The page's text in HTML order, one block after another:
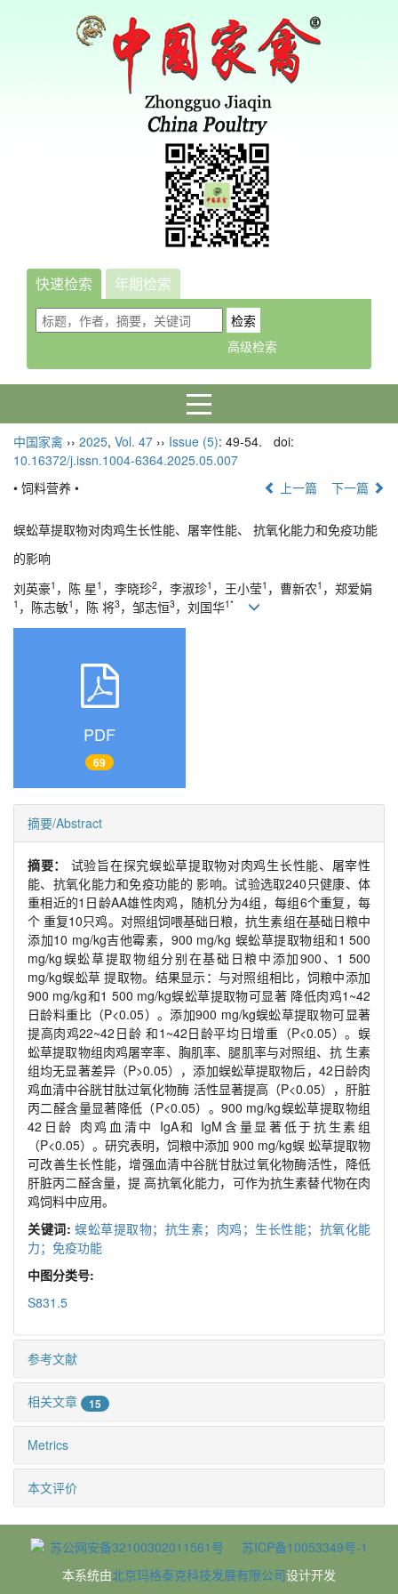
快速检索 年期检索
中国家禽 ›› 2025, Vol. 47 ›› Issue (5): 49-54.
doi:
10.16372/j.issn.1004-6364.2025.05.007
• 饲料营养 •
上一篇 下一篇
蜈蚣草提取物对肉鸡生长性能、屠宰性能、 抗氧化能力和免疫功能
的影响
刘英豪1 ，陈 星1 ，李晓珍2，李淑珍1 ，王小莹1 ，曹新农1 ，郑爱娟
1 ，陈志敏1 ，陈 将3，邹志恒3，刘国华1*
PDF
69
摘要/Abstract
摘要： 试验旨在探究蜈蚣草提取物对肉鸡生长性能、屠宰性
能、抗氧化能力和免疫功能的 影响。试验选取240只健康、体
重相近的1日龄AA雄性肉鸡，随机分为4组，每组6个重复，每
个 重复10只鸡。对照组饲喂基础日粮，抗生素组在基础日粮中
添加10 mg/kg吉他霉素，900 mg/kg 蜈蚣草提取物组和1 500
mg/kg蜈蚣草提取物组分别在基础日粮中添加900、1 500
mg/kg蜈蚣草 提取物。结果显示：与对照组相比，饲粮中添加
900 mg/kg和1 500 mg/kg蜈蚣草提取物可显著 降低肉鸡1~42
日龄料重比（P<0.05）。添加900 mg/kg蜈蚣草提取物可显著
提高肉鸡22~42日龄 和1~42日龄平均日增重（P<0.05）。蜈
蚣草提取物组肉鸡屠宰率、胸肌率、腿肌率与对照组、抗 生素
组均无显著差异（P>0.05），添加蜈蚣草提取物后，42日龄肉
鸡血清中谷胱甘肽过氧化物酶 活性显著提高（P<0.05），肝脏
丙二醛含量显著降低（P<0.05）。900 mg/kg蜈蚣草提取物组
42日龄 肉鸡血清中 IgA和 IgM含量显著低于抗生素组
（P<0.05）。研究表明，饲粮中添加 900 mg/kg蜈 蚣草提取物
可改善生长性能，增强血清中谷胱甘肽过氧化物酶活性，降低
肝脏丙二醛含量，提 高抗氧化能力，可作为抗生素替代物在肉
鸡饲料中应用。
关键词: 蜈蚣草提取物；抗生素；肉鸡；生长性能；抗氧化能
力；免疫功能
中图分类号:
S831.5
参考文献
相关文章 15
Metrics
本文评价
苏公网安备32100302011561号
苏ICP备10053349号-1
本系统由北京玛格泰克科技发展有限公司设计开发